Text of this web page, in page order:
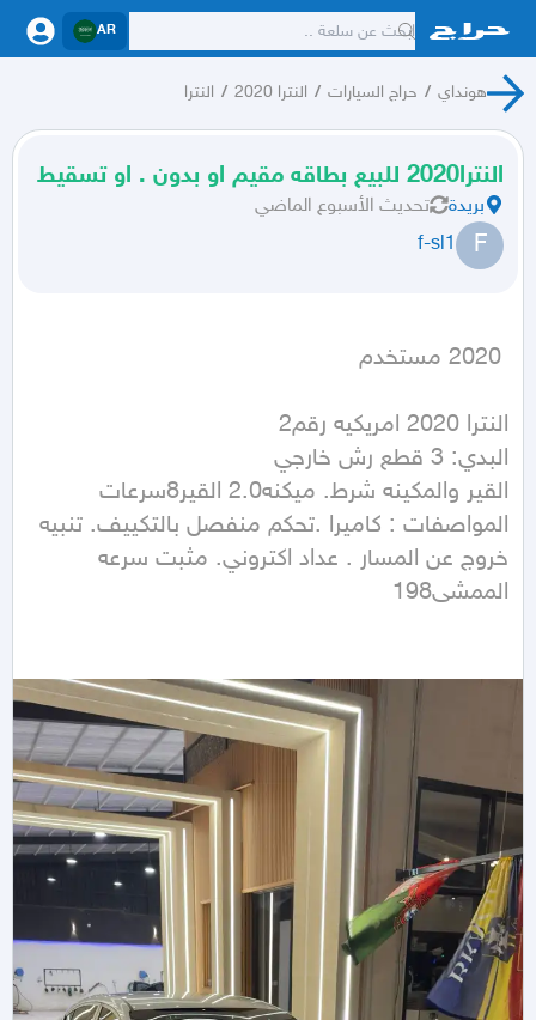
AR
هونداي / حراج السيارات / النترا 2020 / النترا
النترا2020 للبيع بطاقه مقيم او بدون . او تسقيط
بريدة تحديث الأسبوع الماضي
F
f-sl1
الممشى198